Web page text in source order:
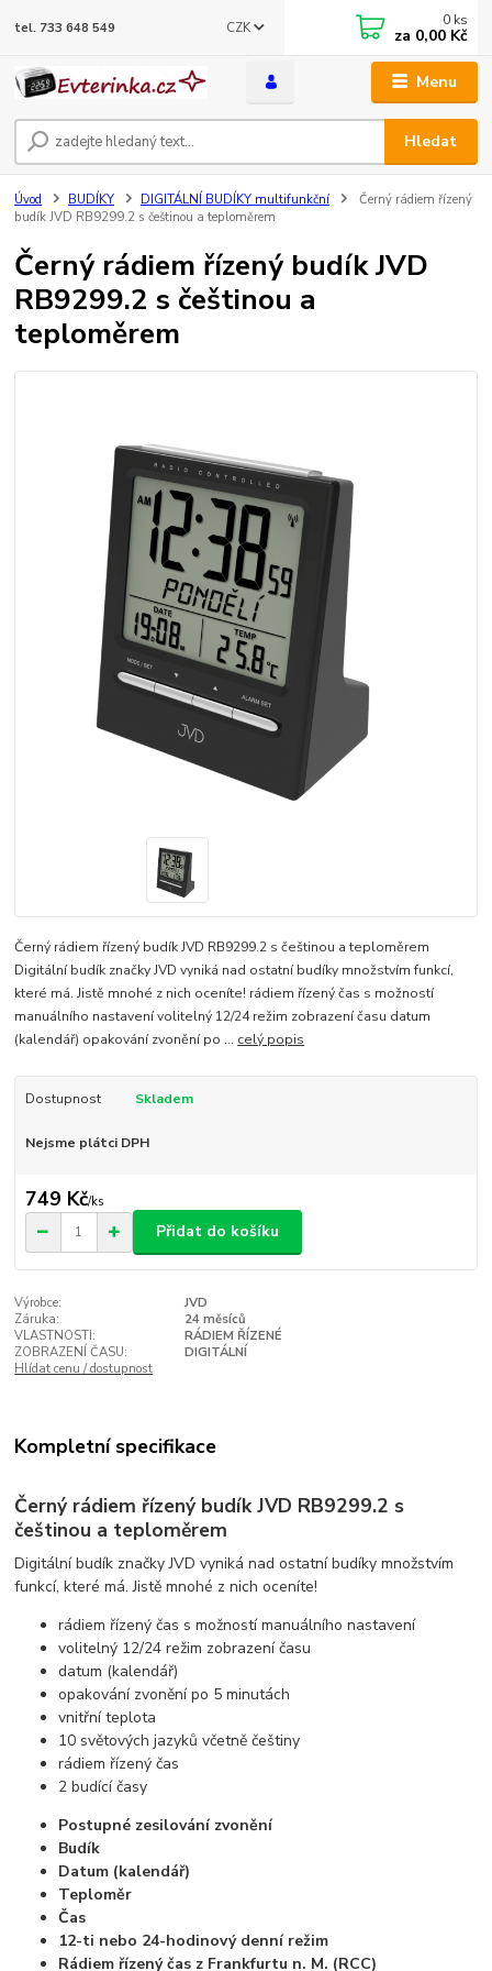
Menu
CZK
Hledat
tel. 733 648 549 0 ks
za 0,00 Kč
Úvod BUDÍKY DIGITÁLNÍ BUDÍKY multifunkční
Černý rádiem řízený
budík JVD RB9299.2 s češtinou a teploměrem
Černý rádiem řízený budík JVD
RB9299.2 s češtinou a
teploměrem
Černý rádiem řízený budík JVD RB9299.2 s češtinou a teploměrem
Digitální budík značky JVD vyniká nad ostatní budíky množstvím funkcí,
které má. Jistě mnohé z nich oceníte! rádiem řízený čas s možností
manuálního nastavení volitelný 12/24 režim zobrazení času datum
(kalendář) opakování zvonění po ... celý popis
Dostupnost Skladem
Nejsme plátci DPH
749 Kč/ks
Přidat do košíku
Výrobce:
JVD
Záruka:
24 měsíců
VLASTNOSTI:
RÁDIEM ŘÍZENÉ
ZOBRAZENÍ ČASU:
DIGITÁLNÍ
Hlídat cenu / dostupnost
Kompletní specifikace
Černý rádiem řízený budík JVD RB9299.2 s
češtinou a teploměrem
Digitální budík značky JVD vyniká nad ostatní budíky množstvím
funkcí, které má. Jistě mnohé z nich oceníte!
rádiem řízený čas s možností manuálního nastavení
volitelný 12/24 režim zobrazení času
datum (kalendář)
opakování zvonění po 5 minutách
vnitřní teplota
10 světových jazyků včetně češtiny
rádiem řízený čas
2 budící časy
Postupné zesilování zvonění
Budík
Datum (kalendář)
Teploměr
Čas
12-ti nebo 24-hodinový denní režim
Rádiem řízený čas z Frankfurtu n. M. (RCC)